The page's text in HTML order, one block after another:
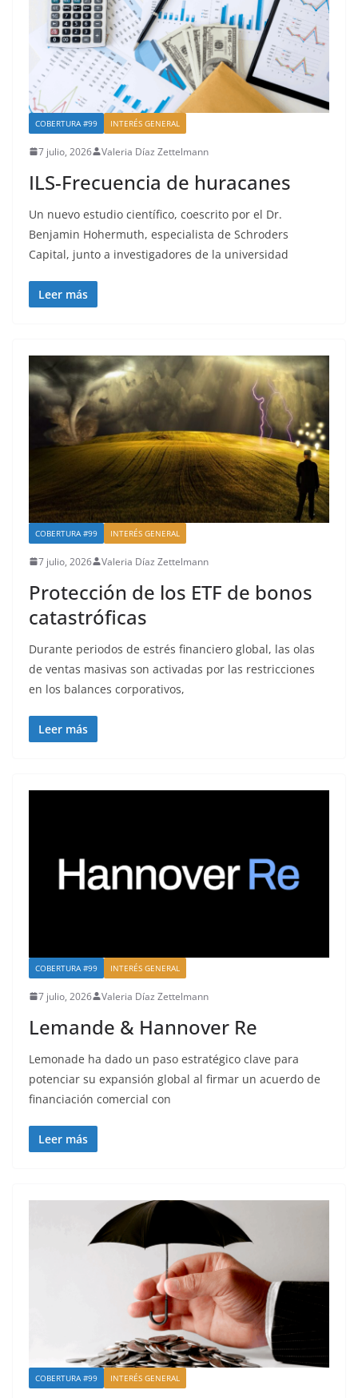
COBERTURA #99 INTERÉS GENERAL
7 julio, 2026 Valeria Díaz Zettelmann
ILS-Frecuencia de huracanes
Un nuevo estudio científico, coescrito por el Dr.
Benjamin Hohermuth, especialista de Schroders
Capital, junto a investigadores de la universidad
Leer más
COBERTURA #99 INTERÉS GENERAL
7 julio, 2026 Valeria Díaz Zettelmann
Protección de los ETF de bonos
catastróficas
Durante periodos de estrés financiero global, las olas
de ventas masivas son activadas por las restricciones
en los balances corporativos,
Leer más
COBERTURA #99 INTERÉS GENERAL
7 julio, 2026 Valeria Díaz Zettelmann
Lemande & Hannover Re
Lemonade ha dado un paso estratégico clave para
potenciar su expansión global al firmar un acuerdo de
financiación comercial con
Leer más
COBERTURA #99 INTERÉS GENERAL